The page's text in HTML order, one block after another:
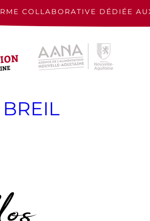
COLLABORATIVE DÉDIÉE